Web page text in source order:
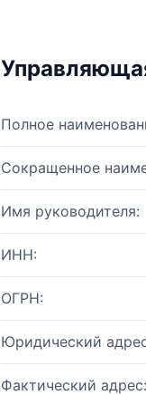
Полное
Сокращенное
Имя руководителя:
ИНН:
ОГРН:
Юридический
Фактический адрес: